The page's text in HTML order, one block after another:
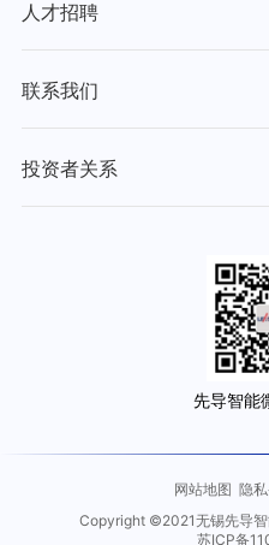
人才招聘
联系我们
投资者关系
先导智能
网站地图 隐
Copyright ©2021无锡先导
苏ICP备